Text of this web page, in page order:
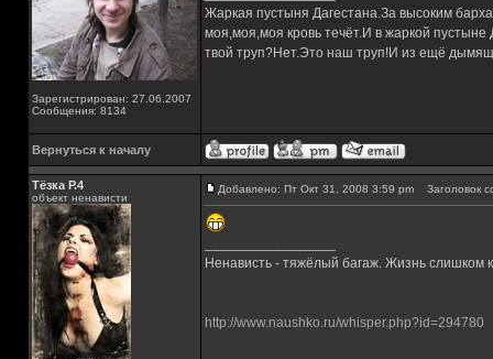
Зарегистрирован: 27.06.2007
Сообщения: 8134
Жаркая пустыня Дагестана.За высоким
моя,моя,моя кровь течёт.И в жаркой
твой труп?Нет.Это наш труп!И из ещё
Вернуться к началу
Тёзка Р.4
объект ненависти
Добавлено: Пт Окт 31, 2008 3:59 pm Заголовок
Ненависть - тяжёлый багаж. Жизнь слишком
http://www.naushko.ru/whisper.php?id=294780